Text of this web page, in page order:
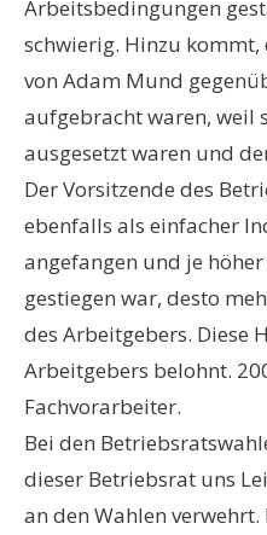
Arbeitsbedingungen
schwierig. Hinzu kommt,
von Adam Mund
aufgebracht waren, weil
ausgesetzt waren und
Der Vorsitzende des
ebenfalls als einfacher
angefangen und je
gestiegen war, desto
des Arbeitgebers. Diese
Arbeitgebers belohnt.
Fachvorarbeiter.
Bei den
dieser Betriebsrat uns
an den Wahlen verwehrt.